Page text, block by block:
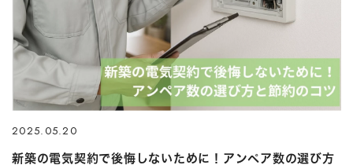
2025.05.20
新築の電気契約で後悔しないために！アンペア数の選び方